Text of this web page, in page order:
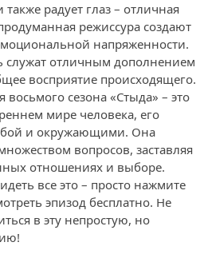
радует глаз – отличная
режиссура создают
напряженности.
служат отличным дополнением
восприятие происходящего.
восьмого сезона «Стыда» – это
мире человека, его
и окружающими. Она
вопросов, заставляя
отношениях и выборе.
все это – просто нажмите
эпизод бесплатно. Не
в эту непростую, но